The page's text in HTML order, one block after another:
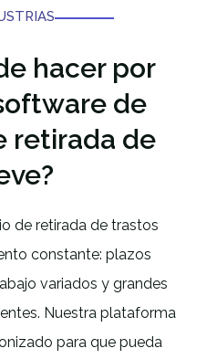
hacer por
de
retirada de
de retirada de trastos
constante: plazos
variados y grandes
Nuestra plataforma
para que pueda